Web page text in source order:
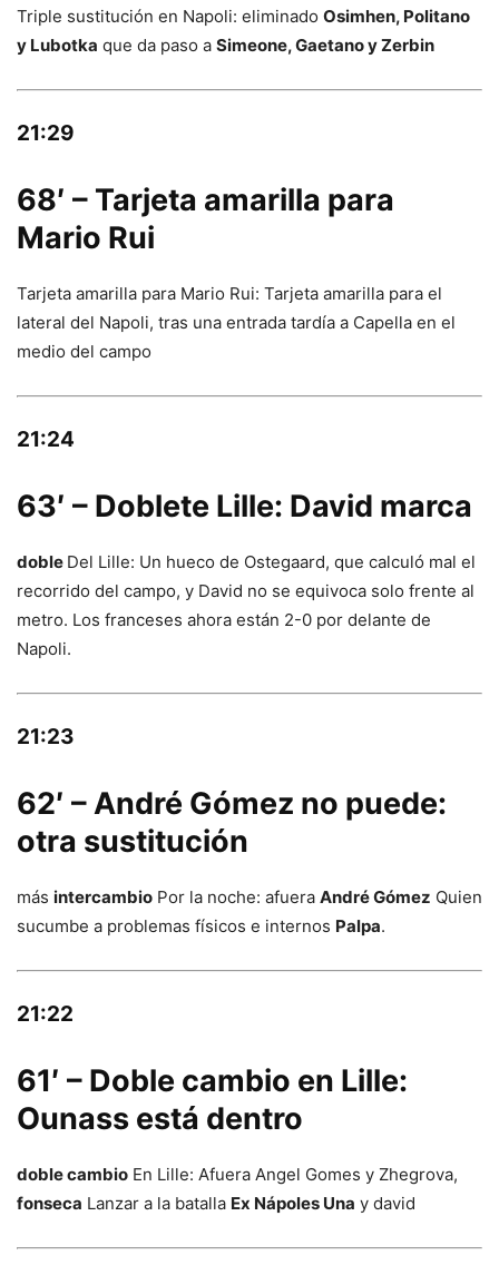
Triple sustitución en Napoli: eliminado Osimhen, Politano
y Lubotka que da paso a Simeone, Gaetano y Zerbin
21:29
68′ – Tarjeta amarilla para
Mario Rui
Tarjeta amarilla para Mario Rui: Tarjeta amarilla para el
lateral del Napoli, tras una entrada tardía a Capella en el
medio del campo
21:24
63′ – Doblete Lille: David marca
doble Del Lille: Un hueco de Ostegaard, que calculó mal el
recorrido del campo, y David no se equivoca solo frente al
metro. Los franceses ahora están 2-0 por delante de
Napoli.
21:23
62′ – André Gómez no puede:
otra sustitución
más intercambio Por la noche: afuera André Gómez Quien
sucumbe a problemas físicos e internos Palpa.
21:22
61′ – Doble cambio en Lille:
Ounass está dentro
doble cambio En Lille: Afuera Angel Gomes y Zhegrova,
fonseca Lanzar a la batalla Ex Nápoles Una y david